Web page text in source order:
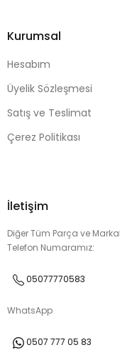
Kurumsal
Hesabım
Üyelik Sözleşmesi
Satış ve Teslimat
Çerez Politikası
İletişim
Diğer Tüm Parça ve
Telefon Numaramız:
05077770583
WhatsApp
0507 777 05 83